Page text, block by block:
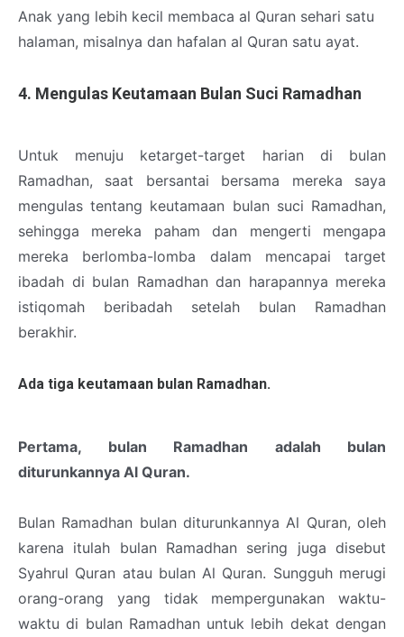
Anak yang lebih kecil membaca al Quran sehari satu
halaman, misalnya dan hafalan al Quran satu ayat.
4. Mengulas Keutamaan Bulan Suci Ramadhan
Untuk menuju ketarget-target harian di bulan
Ramadhan, saat bersantai bersama mereka saya
mengulas tentang keutamaan bulan suci Ramadhan,
sehingga mereka paham dan mengerti mengapa
mereka berlomba-lomba dalam mencapai target
ibadah di bulan Ramadhan dan harapannya mereka
istiqomah beribadah setelah bulan Ramadhan
berakhir.
Ada tiga keutamaan bulan Ramadhan.
Pertama, bulan Ramadhan adalah bulan
diturunkannya Al Quran.
Bulan Ramadhan bulan diturunkannya Al Quran, oleh
karena itulah bulan Ramadhan sering juga disebut
Syahrul Quran atau bulan Al Quran. Sungguh merugi
orang-orang yang tidak mempergunakan waktu-
waktu di bulan Ramadhan untuk lebih dekat dengan